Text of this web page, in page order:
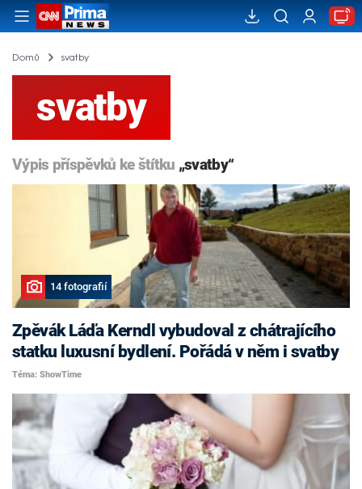
Domů svatby
svatby
Výpis příspěvků ke štítku „svatby“
14 fotografií
Zpěvák Láďa Kerndl vybudoval z chátrajícího
statku luxusní bydlení. Pořádá v něm i svatby
Téma: ShowTime